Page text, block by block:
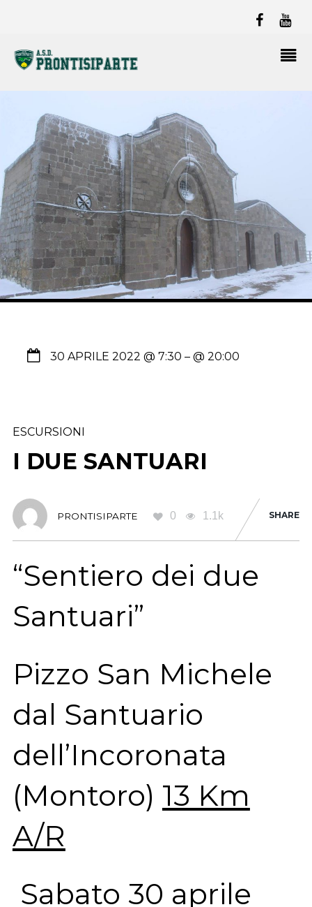
30 APRILE 2022 @ 7:30 – @ 20:00
ESCURSIONI
I DUE SANTUARI
PRONTISIPARTE 0 1.1k SHARE
“Sentiero dei due
Santuari”
Pizzo San Michele
dal Santuario
dell’Incoronata
(Montoro) 13 Km
A/R
Sabato 30 aprile